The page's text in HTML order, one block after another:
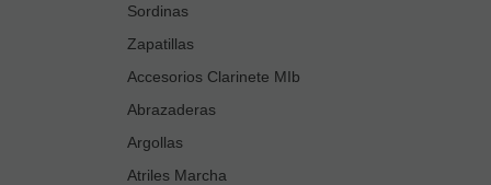
Sordinas
Zapatillas
Accesorios Clarinete MIb
Abrazaderas
Argollas
Atriles Marcha